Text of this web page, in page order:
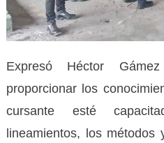
Expresó Héctor
proporcionar los
cursante esté
lineamientos, los